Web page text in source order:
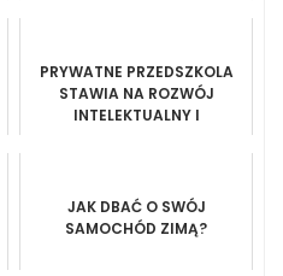
PRYWATNE PRZEDSZKOLA
STAWIA NA ROZWÓJ
INTELEKTUALNY I
JAK DBAĆ O SWÓJ
SAMOCHÓD ZIMĄ?